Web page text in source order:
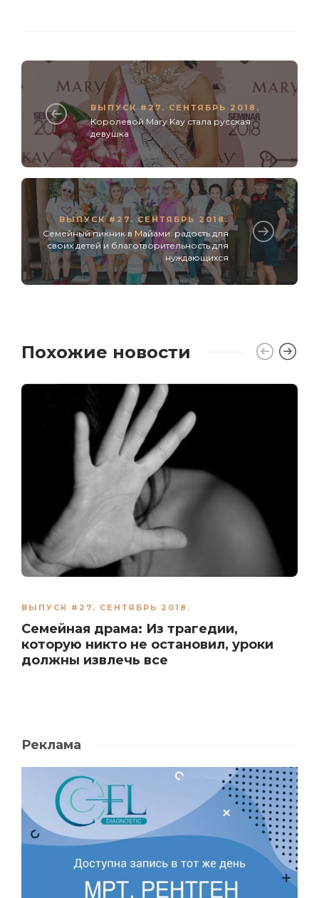
ВЫПУСК #27. СЕНТЯБРЬ 2018.
Королевой Mary Kay стала русская
девушка
ВЫПУСК #27. СЕНТЯБРЬ 2018.
Семейный пикник в Майами: радость для
своих детей и благотворительность для
нуждающихся
Похожие новости
ВЫПУСК #27. СЕНТЯБРЬ 2018.
Семейная драма: Из трагедии,
которую никто не остановил, уроки
должны извлечь все
Реклама